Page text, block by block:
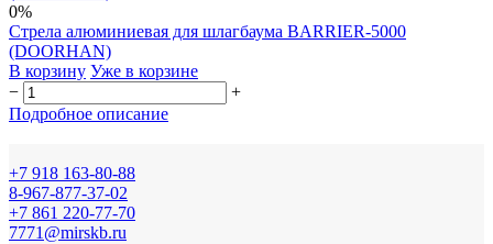
0%
Стрела алюминиевая для шлагбаума BARRIER-5000
(DOORHAN)
В корзину Уже в корзине
−
+
Подробное описание
+7 918 163-80-88
8-967-877-37-02
+7 861 220-77-70
7771@mirskb.ru